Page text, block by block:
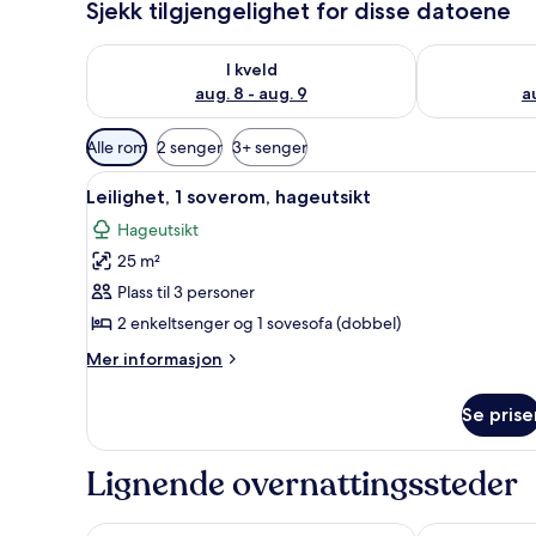
Sjekk tilgjengelighet for disse datoene
I kveld
aug. 8 - aug. 9
Sjekk tilgjengelighet for i kveld, aug. 8 - aug. 9
Sjekk
Tilgjengelige
filtre
for
rom
Alle rom 2 senger 3+ senger
Åpne
alle
bildene
av
Leilighet,
1
soverom,
hageutsikt
Leilighet, 1 soverom,
8
Leilighet, 1 soverom, hageutsikt
Hageutsikt
25 m²
Plass til 3 personer
2 enkeltsenger og 1 sovesofa (dobbel)
Mer informasjon
Mer
1
hageutsikt
Se
Lignende overnattingssteder